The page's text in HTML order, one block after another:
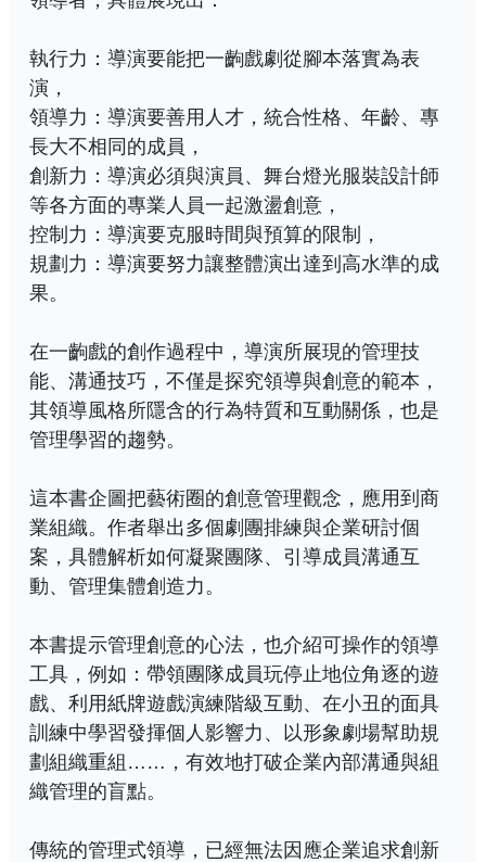
執行力：導演要能把一齣戲劇從腳本落實為表
演，
領導力：導演要善用人才，統合性格、年齡、專
長大不相同的成員，
創新力：導演必須與演員、舞台燈光服裝設計師
等各方面的專業人員一起激盪創意，
控制力：導演要克服時間與預算的限制，
規劃力：導演要努力讓整體演出達到高水準的成
果。
在一齣戲的創作過程中，導演所展現的管理技
能、溝通技巧，不僅是探究領導與創意的範本，
其領導風格所隱含的行為特質和互動關係，也是
管理學習的趨勢。
這本書企圖把藝術圈的創意管理觀念，應用到商
業組織。作者舉出多個劇團排練與企業研討個
案，具體解析如何凝聚團隊、引導成員溝通互
動、管理集體創造力。
本書提示管理創意的心法，也介紹可操作的領導
工具，例如：帶領團隊成員玩停止地位角逐的遊
戲、利用紙牌遊戲演練階級互動、在小丑的面具
訓練中學習發揮個人影響力、以形象劇場幫助規
劃組織重組……，有效地打破企業內部溝通與組
織管理的盲點。
傳統的管理式領導，已經無法因應企業追求創新